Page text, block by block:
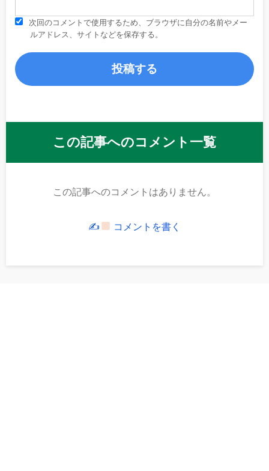
次回のコメントで使用するため、ブラウザに自分の名前やメー
ルアドレス、サイトなどを保存する。
この記事へのコメント一覧
この記事へのコメントはありません。
✍ コメントを書く